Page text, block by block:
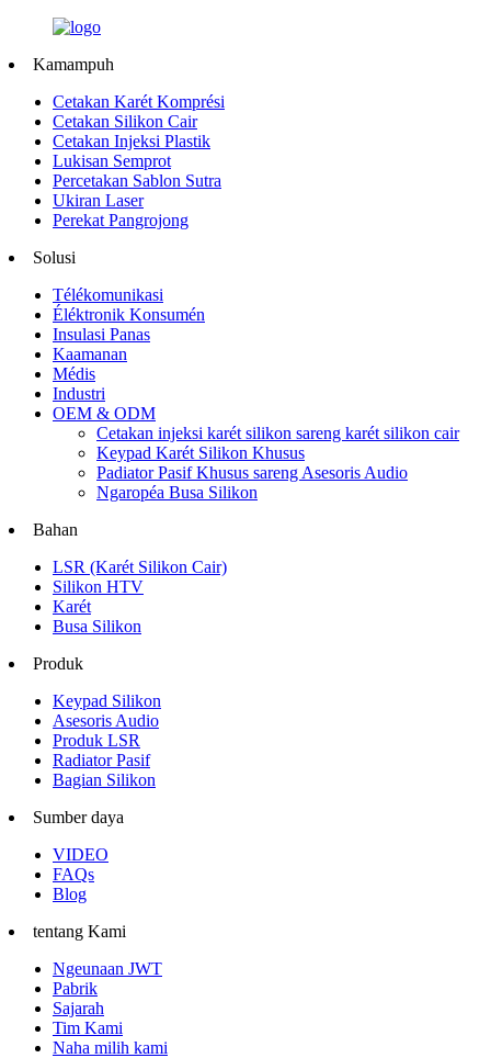
Kamampuh
Cetakan Karét Komprési
Cetakan Silikon Cair
Cetakan Injeksi Plastik
Lukisan Semprot
Percetakan Sablon Sutra
Ukiran Laser
Perekat Pangrojong
Solusi
Télékomunikasi
Éléktronik Konsumén
Insulasi Panas
Kaamanan
Médis
Industri
OEM & ODM
Cetakan injeksi karét silikon sareng karét silikon cair
Keypad Karét Silikon Khusus
Padiator Pasif Khusus sareng Asesoris Audio
Ngaropéa Busa Silikon
Bahan
LSR (Karét Silikon Cair)
Silikon HTV
Karét
Busa Silikon
Produk
Keypad Silikon
Asesoris Audio
Produk LSR
Radiator Pasif
Bagian Silikon
Sumber daya
VIDEO
FAQs
Blog
tentang Kami
Ngeunaan JWT
Pabrik
Sajarah
Tim Kami
Naha milih kami